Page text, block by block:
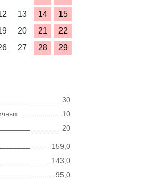
13 14
15
20 21
22
27 28
29
30
10
20
159,0
143,0
95,0